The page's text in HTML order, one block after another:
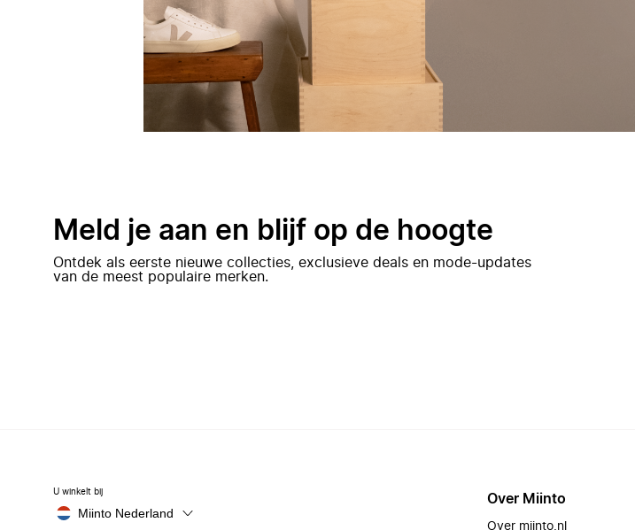
Meld je aan en blijf op de hoogte
Ontdek als eerste nieuwe collecties, exclusieve deals en mode-updates
van de meest populaire merken.
U winkelt bij
Miinto Nederland
Over Miinto
Over miinto.nl